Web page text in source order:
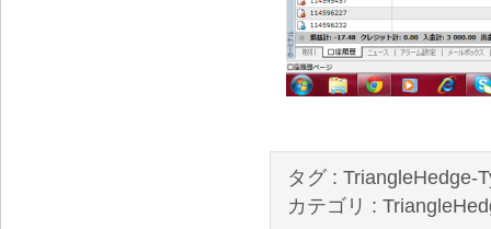
タグ : TriangleHedge-
カテゴリ :